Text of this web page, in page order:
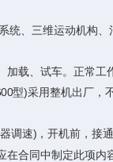
、三维运动机构、
载、试车。正常工
)采用整机出厂，
速)，开机前，接通
同中制定此项内